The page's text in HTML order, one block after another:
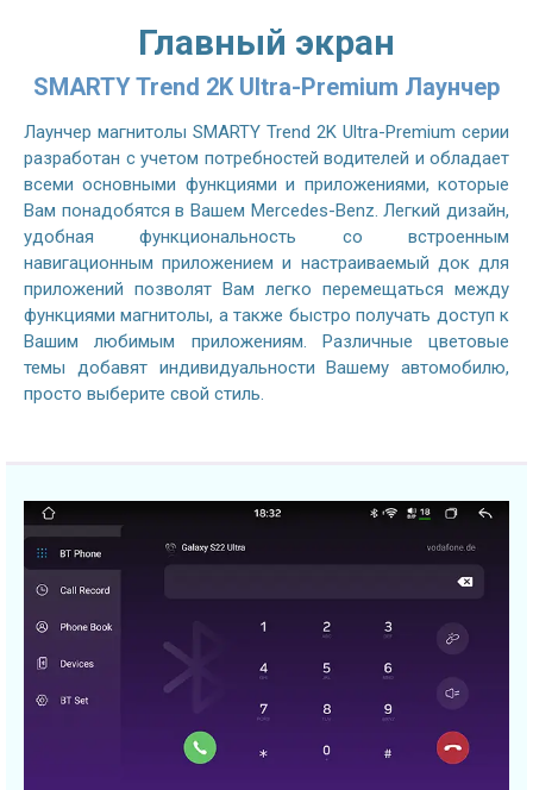
Главный экран
SMARTY Trend 2K Ultra-Premium Лаунчер
Лаунчер магнитолы SMARTY Trend 2K Ultra-Premium серии
разработан с учетом потребностей водителей и обладает
всеми основными функциями и приложениями, которые
Вам понадобятся в Вашем Mercedes-Benz. Легкий дизайн,
удобная функциональность со встроенным
навигационным приложением и настраиваемый док для
приложений позволят Вам легко перемещаться между
функциями магнитолы, а также быстро получать доступ к
Вашим любимым приложениям. Различные цветовые
темы добавят индивидуальности Вашему автомобилю,
просто выберите свой стиль.